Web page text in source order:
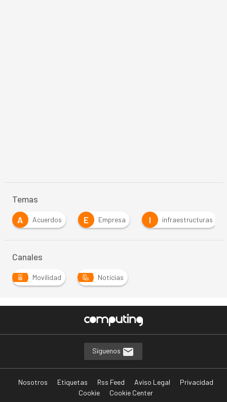
Temas
E Empresa I infraestructuras
Canales
Movilidad Noticias
Síguenos
Nosotros Etiquetas Rss Feed Aviso Legal
Privacidad
Cookie
Cookie Center